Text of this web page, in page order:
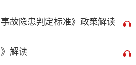
故隐患判定标准》政策解读
解读